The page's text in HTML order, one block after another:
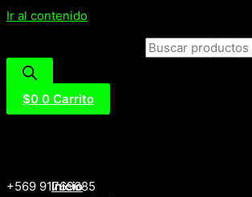
Ir al contenido
$0 0 Carrito
Inicio
+569 91769685